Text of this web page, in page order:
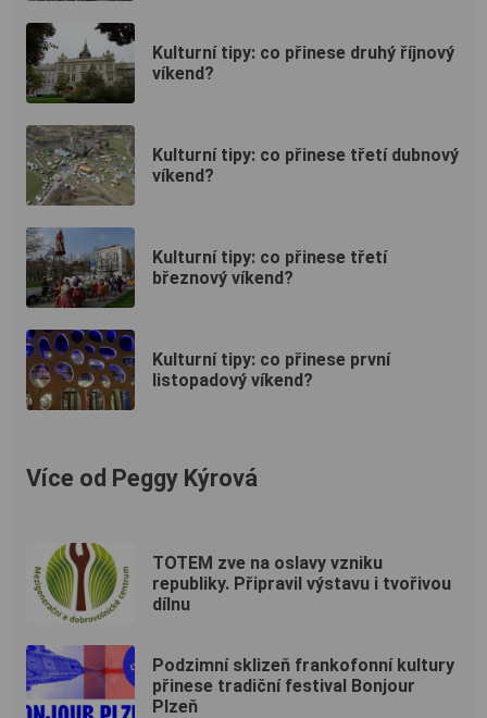
Kulturní tipy: co přinese druhý říjnový
víkend?
Kulturní tipy: co přinese třetí dubnový
víkend?
Kulturní tipy: co přinese třetí
březnový víkend?
Kulturní tipy: co přinese první
listopadový víkend?
Více od Peggy Kýrová
TOTEM zve na oslavy vzniku
republiky. Připravil výstavu i tvořivou
dílnu
Podzimní sklizeň frankofonní kultury
přinese tradiční festival Bonjour
Plzeň